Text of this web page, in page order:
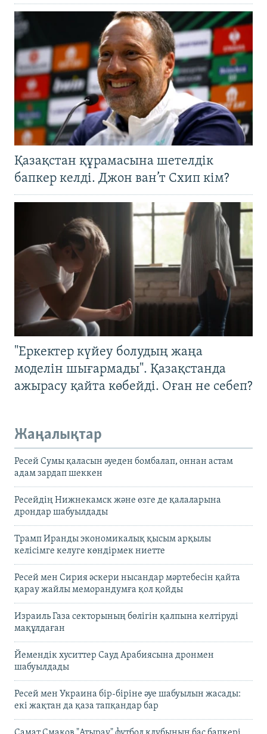
Қазақстан құрамасына шетелдік
бапкер келді. Джон ван’т Схип кім?
"Еркектер күйеу болудың жаңа
моделін шығармады". Қазақстанда
ажырасу қайта көбейді. Оған не себеп?
Жаңалықтар
Ресей Сумы қаласын әуеден бомбалап, оннан астам
адам зардап шеккен
Ресейдің Нижнекамск және өзге де қалаларына
дрондар шабуылдады
Трамп Иранды экономикалық қысым арқылы
келісімге келуге көндірмек ниетте
Ресей мен Сирия әскери нысандар мәртебесін қайта
қарау жайлы меморандумға қол қойды
Израиль Газа секторының бөлігін қалпына келтіруді
мақұлдаған
Йемендік хуситтер Сауд Арабиясына дронмен
шабуылдады
Ресей мен Украина бір-біріне әуе шабуылын жасады:
екі жақтан да қаза тапқандар бар